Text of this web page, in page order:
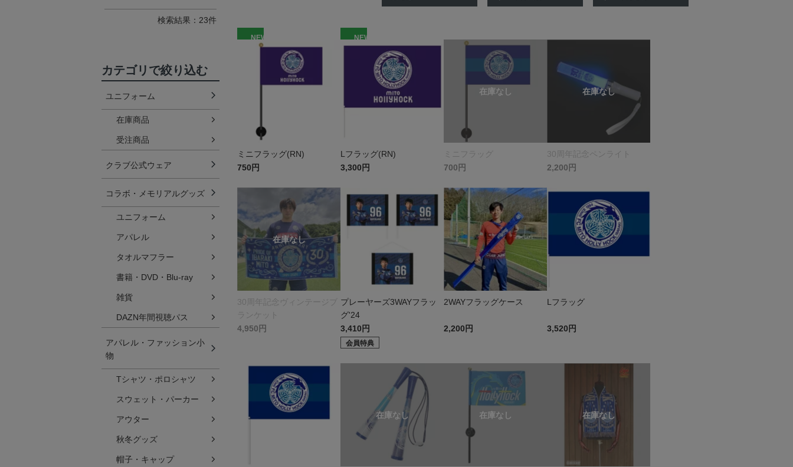
NEW
ミニフラッグ(RN)
750円
NEW
Lフラッグ(RN)
3,300円
ミニフラッグ
700円
30周年記念ペンライト
2,200円
30周年記念ヴィンテージブ
ランケット
4,950円
プレーヤーズ3WAYフラッ
グ'24
3,410円
会員特典
2WAYフラッグケース
2,200円
Lフラッグ
3,520円
検索結果：23件
カテゴリで絞り込む
ユニフォーム
在庫商品
受注商品
クラブ公式ウェア
コラボ・メモリアルグッズ
ユニフォーム
アパレル
タオルマフラー
書籍・DVD・Blu-ray
雑貨
DAZN年間視聴パス
アパレル・ファッション小
物
Tシャツ・ポロシャツ
スウェット・パーカー
アウター
秋冬グッズ
帽子・キャップ